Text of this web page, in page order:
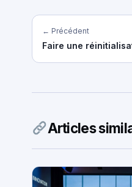
← Précédent
Faire une
Articles